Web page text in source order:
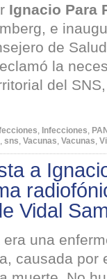
Ignacio Para
e
de
la
del
Infecciones
sns Vacunas Vacunas
a
Vidal
era una
causada por